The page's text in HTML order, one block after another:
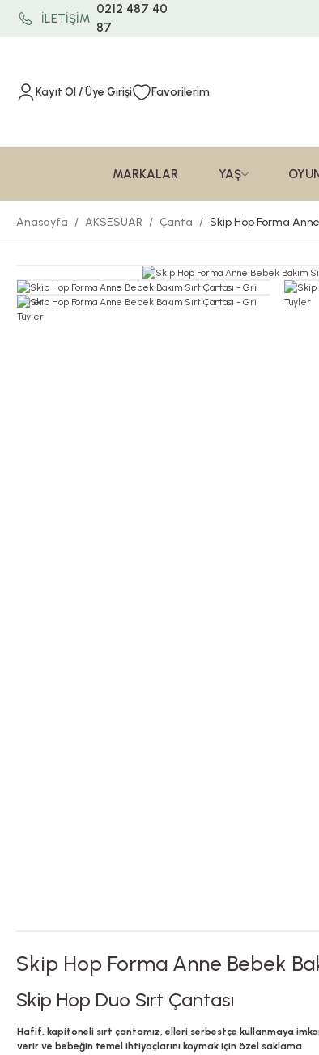
İLETİŞİM
0212 487 40
87
Kayıt Ol / Üye Girişi Favorilerim
MARKALAR YAŞ
Anasayfa AKSESUAR Çanta Skip Hop Forma
Skip Hop Forma Anne Bebek
Skip Hop Duo Sırt Çantası
Hafif, kapitoneli sırt çantamız, elleri serbestçe kullanmaya
verir ve bebeğin temel ihtiyaçlarını koymak için özel saklama